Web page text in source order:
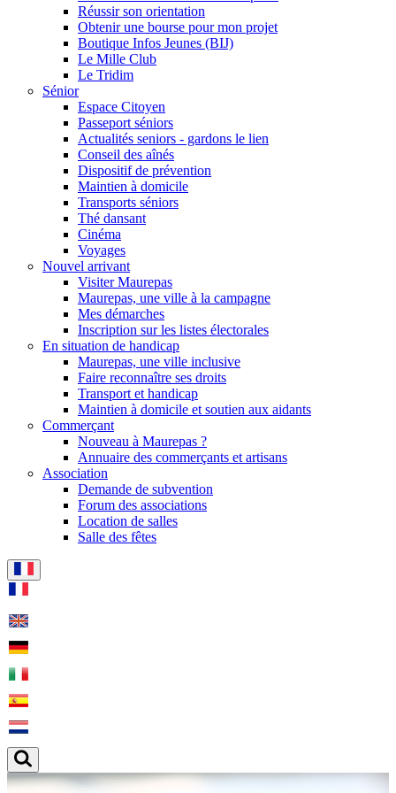
Réussir son orientation
Obtenir une bourse pour mon projet
Boutique Infos Jeunes (BIJ)
Le Mille Club
Le Tridim
Sénior
Espace Citoyen
Passeport séniors
Actualités seniors - gardons le lien
Conseil des aînés
Dispositif de prévention
Maintien à domicile
Transports séniors
Thé dansant
Cinéma
Voyages
Nouvel arrivant
Visiter Maurepas
Maurepas, une ville à la campagne
Mes démarches
Inscription sur les listes électorales
En situation de handicap
Maurepas, une ville inclusive
Faire reconnaître ses droits
Transport et handicap
Maintien à domicile et soutien aux aidants
Commerçant
Nouveau à Maurepas ?
Annuaire des commerçants et artisans
Association
Demande de subvention
Forum des associations
Location de salles
Salle des fêtes